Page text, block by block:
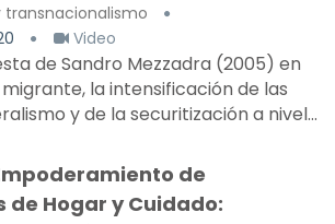
transnacionalismo
Video
de Sandro Mezzadra (2005) en
la intensificación de las
y de la securitización a nivel...
de
Hogar y Cuidado: